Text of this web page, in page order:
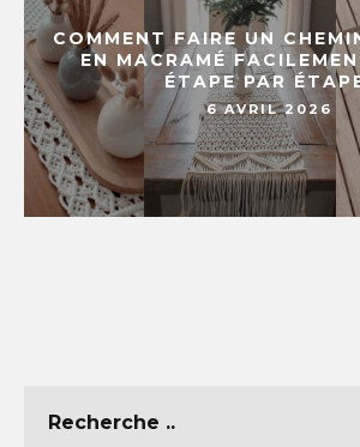
COMMENT FAIRE UN
EN MACRAMÉ
ÉTAPE PAR
6 AVRIL 2026